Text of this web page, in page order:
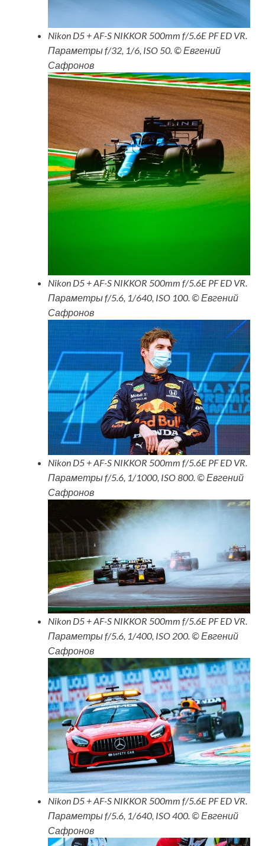
Nikon D5 + AF-S NIKKOR 500mm f/5.6E PF ED VR.
Параметры f/32, 1/6, ISO 50. © Евгений
Сафронов
Nikon D5 + AF-S NIKKOR 500mm f/5.6E PF ED VR.
Параметры f/5.6, 1/640, ISO 100. © Евгений
Сафронов
Nikon D5 + AF-S NIKKOR 500mm f/5.6E PF ED VR.
Параметры f/5.6, 1/1000, ISO 800. © Евгений
Сафронов
Nikon D5 + AF-S NIKKOR 500mm f/5.6E PF ED VR.
Параметры f/5.6, 1/400, ISO 200. © Евгений
Сафронов
Nikon D5 + AF-S NIKKOR 500mm f/5.6E PF ED VR.
Параметры f/5.6, 1/640, ISO 400. © Евгений
Сафронов